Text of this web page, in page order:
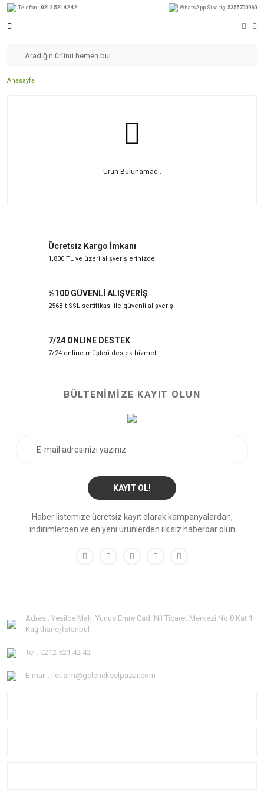
Telefon : 0212 521 42 42 WhatsApp Sipariş: 5355700960
Anasayfa
Ürün Bulunamadı.
Ücretsiz Kargo İmkanı
1,800 TL ve üzeri alışverişlerinizde
%100 GÜVENLİ ALIŞVERİŞ
256Bit SSL sertifikası ile güvenli alışveriş
7/24 ONLINE DESTEK
7/24 online müşteri destek hizmeti
BÜLTENİMİZE KAYIT OLUN
KAYIT OL!
Haber listemize ücretsiz kayıt olarak kampanyalardan,
indirimlerden ve en yeni ürünlerden ilk siz haberdar olun
Adres : Yeşilce Mah. Yunus Emre Cad. Nil Ticaret Merkezi No:8 Kat 1
Kağıthane/İstanbul
Tel : 0212 521 42 42
E-mail : iletisim@gelenekselpazar.com